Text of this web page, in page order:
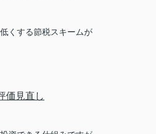
くする節税スキームが
価見直し